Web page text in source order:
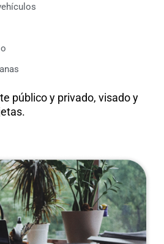
público y privado, visado y